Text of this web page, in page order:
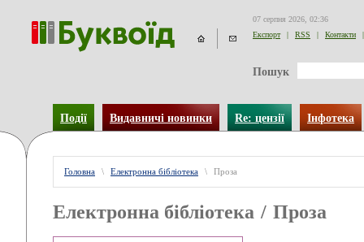
07 серпня 2026, 02:36
Експорт
| RSS | Контакти |
Пошук
Події Видавничі новинки Re: цензії Інфотека
Головна \ Електронна бібліотека \ Проза
Електронна бібліотека / Проза